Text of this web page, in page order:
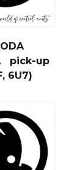
pick-up
6U7)